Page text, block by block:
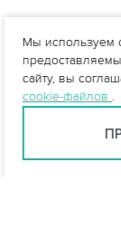
Мы используем
сайту, вы
cookie-файлов .